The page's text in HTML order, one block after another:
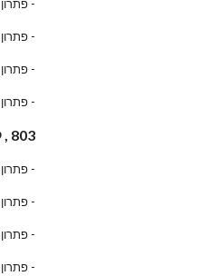
-
-
-
-
803 , קיץ תשע"א - 2011
-
-
- פתרון
-